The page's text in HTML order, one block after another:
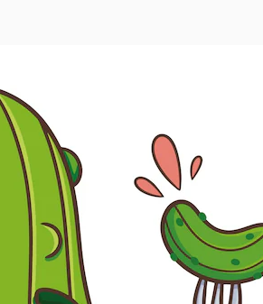
Продукция
Spaces
ИИ-помощник
Генератор
изображений ИИ
Генератор видео
ИИ
Генератор голоса
Начать
Academy
Документация по
Пакету ИИ
Служба
поддержки
Условия и
положения